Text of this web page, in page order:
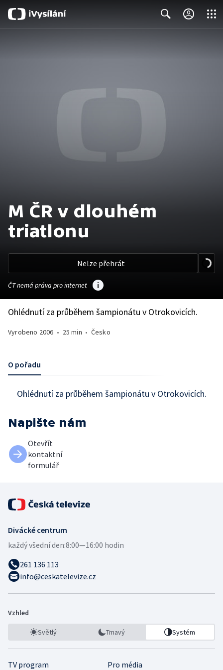
M ČR v dlouhém
triatlonu
Nelze přehrát
ČT nemá práva pro internet
Ohlédnutí za průběhem šampionátu v Otrokovicích.
Vyrobeno 2006 • 25 min • Česko
O pořadu
Ohlédnutí za průběhem šampionátu v Otrokovicích.
Napište nám
Otevřít
kontaktní
formulář
Divácké centrum
každý všední den:8:00—16:00 hodin
261 136 113
info@ceskatelevize.cz
Vzhled
Světlý Tmavý Systém
TV program Pro média